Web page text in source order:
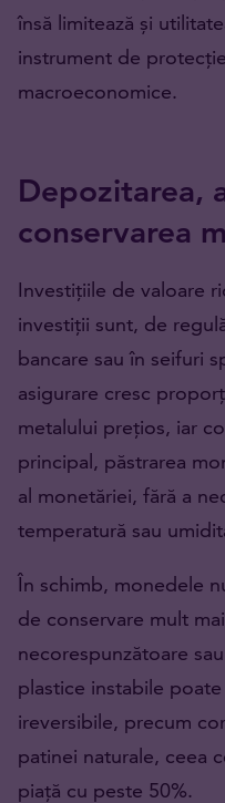
însă limitează și
instrument de
macroeconomice.
Depozitarea,
conservarea
Investițiile de valoare
investiții sunt, de
bancare sau în seifuri
asigurare cresc
metalului prețios, iar
principal, păstrarea
al monetăriei, fără a
temperatură sau
În schimb, monedele
de conservare mult
necorespunzătoare
plastice instabile
ireversibile, precum
patinei naturale, ceea
piață cu peste 50%.